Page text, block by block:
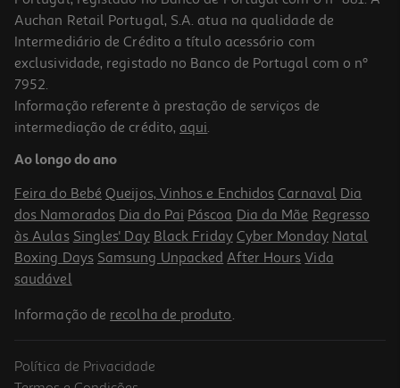
Pasta De Dentes Jordan Manga E Menta 50ml
49.8 €/Lt
2,49 €
Auchan Retail Portugal, S.A. atua na qualidade de
Intermediário de Crédito a título acessório com
exclusividade, registado no Banco de Portugal com o nº
7952.
Informação referente à prestação de serviços de
intermediação de crédito, aqui.
Ao longo do ano
Feira do Bebé Queijos, Vinhos e Enchidos Carnaval Dia
dos Namorados Dia do Pai Páscoa Dia da Mãe Regresso
às Aulas Singles' Day Black Friday Cyber Monday Natal
Boxing Days Samsung Unpacked After Hours Vida
saudável
Informação de recolha de produto.
Política de Privacidade